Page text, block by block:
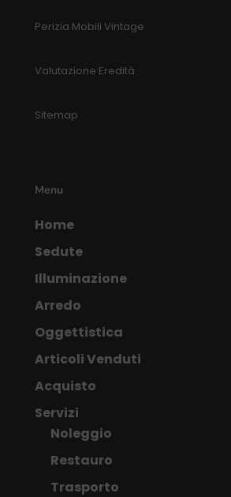
Perizia Mobili Vintage
Valutazione Eredità
Sitemap
Menu
Home
Sedute
Illuminazione
Arredo
Oggettistica
Articoli Venduti
Acquisto
Servizi
Noleggio
Restauro
Trasporto